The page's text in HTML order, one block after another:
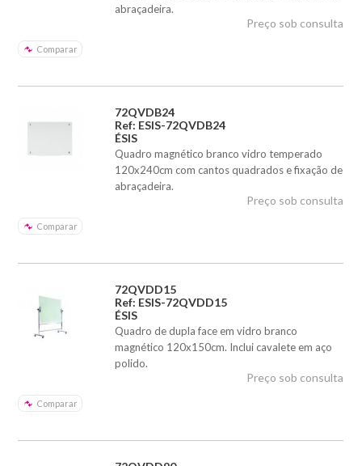
abraçadeira.
Comparar
Preço sob consulta
72QVDB24
Ref: ESIS-72QVDB24
ÉSIS
Quadro magnético branco vidro temperado
120x240cm com cantos quadrados e fixação de
abraçadeira.
Comparar
Preço sob consulta
72QVDD15
Ref: ESIS-72QVDD15
ÉSIS
Quadro de dupla face em vidro branco
magnético 120x150cm. Inclui cavalete em aço
polido.
Comparar
Preço sob consulta